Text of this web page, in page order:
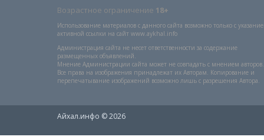
Возрастное ограничение 18+
Использование материалов с данного сайта возможно только с
активной ссылки на сайт www.aykhal.info
Администрация сайта не несет ответственности за содержание
размещенных объявлений.
Мнение Администрации сайта может не совпадать с мнением авторов.
Все права на изображения принадлежат их Авторам. Копирование и
перепечатывание изображений возможно лишь с разрешения Автора.
Айхал.инфо © 2026